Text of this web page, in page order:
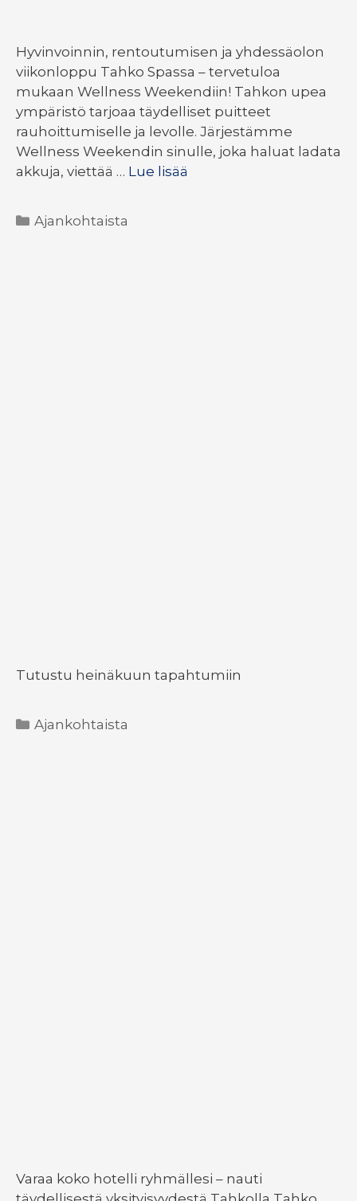
Hyvinvoinnin, rentoutumisen ja yhdessäolon
viikonloppu Tahko Spassa – tervetuloa
mukaan Wellness Weekendiin! Tahkon upea
ympäristö tarjoaa täydelliset puitteet
rauhoittumiselle ja levolle. Järjestämme
Wellness Weekendin sinulle, joka haluat ladata
akkuja, viettää … Lue lisää
Kategoriat
Ajankohtaista
Tutustu heinäkuun tapahtumiin
Kategoriat
Ajankohtaista
Varaa koko hotelli ryhmällesi – nauti